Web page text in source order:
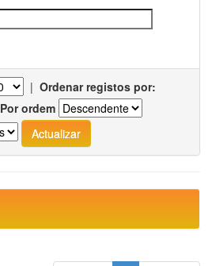
| Ordenar registos por:
Por ordem